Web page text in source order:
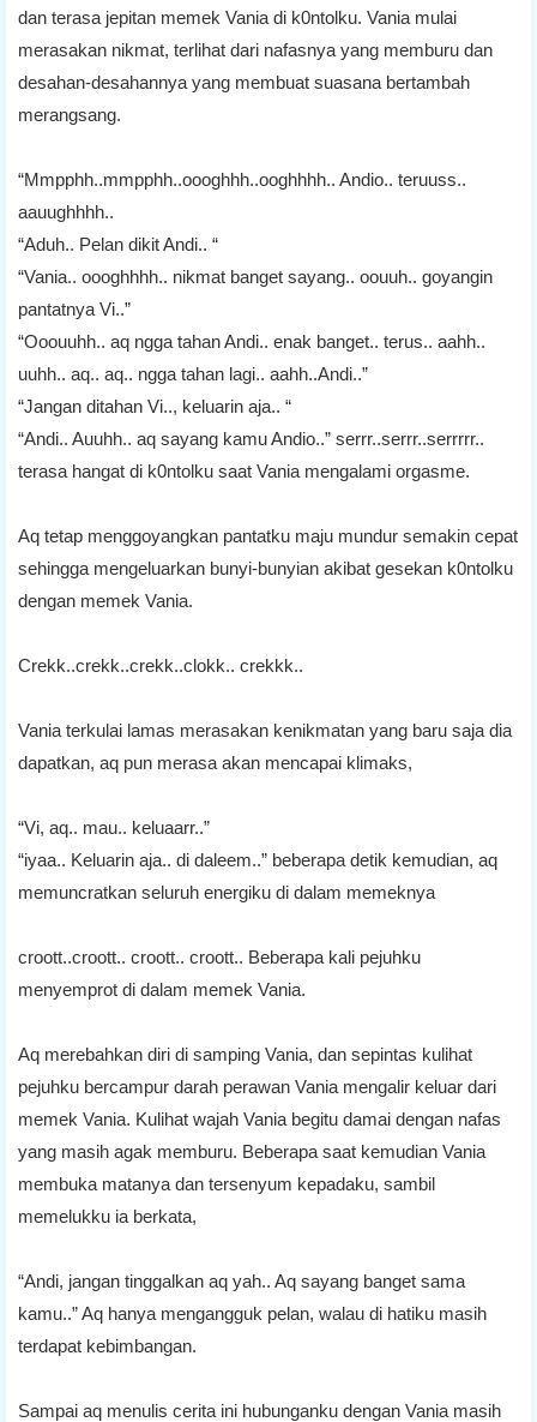
dan terasa jepitan memek Vania di k0ntolku. Vania mulai
merasakan nikmat, terlihat dari nafasnya yang memburu dan
desahan-desahannya yang membuat suasana bertambah
merangsang.
“Mmpphh..mmpphh..oooghhh..ooghhhh.. Andio.. teruuss..
aauughhhh..
“Aduh.. Pelan dikit Andi.. “
“Vania.. oooghhhh.. nikmat banget sayang.. oouuh.. goyangin
pantatnya Vi..”
“Ooouuhh.. aq ngga tahan Andi.. enak banget.. terus.. aahh..
uuhh.. aq.. aq.. ngga tahan lagi.. aahh..Andi..”
“Jangan ditahan Vi.., keluarin aja.. “
“Andi.. Auuhh.. aq sayang kamu Andio..” serrr..serrr..serrrrr..
terasa hangat di k0ntolku saat Vania mengalami orgasme.
Aq tetap menggoyangkan pantatku maju mundur semakin cepat
sehingga mengeluarkan bunyi-bunyian akibat gesekan k0ntolku
dengan memek Vania.
Crekk..crekk..crekk..clokk.. crekkk..
Vania terkulai lamas merasakan kenikmatan yang baru saja dia
dapatkan, aq pun merasa akan mencapai klimaks,
“Vi, aq.. mau.. keluaarr..”
“iyaa.. Keluarin aja.. di daleem..” beberapa detik kemudian, aq
memuncratkan seluruh energiku di dalam memeknya
croott..croott.. croott.. croott.. Beberapa kali pejuhku
menyemprot di dalam memek Vania.
Aq merebahkan diri di samping Vania, dan sepintas kulihat
pejuhku bercampur darah perawan Vania mengalir keluar dari
memek Vania. Kulihat wajah Vania begitu damai dengan nafas
yang masih agak memburu. Beberapa saat kemudian Vania
membuka matanya dan tersenyum kepadaku, sambil
memelukku ia berkata,
“Andi, jangan tinggalkan aq yah.. Aq sayang banget sama
kamu..” Aq hanya mengangguk pelan, walau di hatiku masih
terdapat kebimbangan.
Sampai aq menulis cerita ini hubunganku dengan Vania masih